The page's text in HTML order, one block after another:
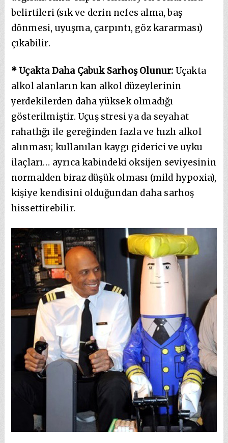
belirtileri (sık ve derin nefes alma, baş
dönmesi, uyuşma, çarpıntı, göz kararması)
çıkabilir.
* Uçakta Daha Çabuk Sarhoş Olunur: Uçakta
alkol alanların kan alkol düzeylerinin
yerdekilerden daha yüksek olmadığı
gösterilmiştir. Uçuş stresi ya da seyahat
rahatlığı ile gereğinden fazla ve hızlı alkol
alınması; kullanılan kaygı giderici ve uyku
ilaçları… ayrıca kabindeki oksijen seviyesinin
normalden biraz düşük olması (mild hypoxia),
kişiye kendisini olduğundan daha sarhoş
hissettirebilir.